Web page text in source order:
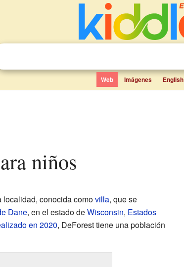
Web Imágenes English
niños
conocida comovilla, que se
Dane, en el estado deWisconsin, Estados
en 2020, DeForest tiene una población